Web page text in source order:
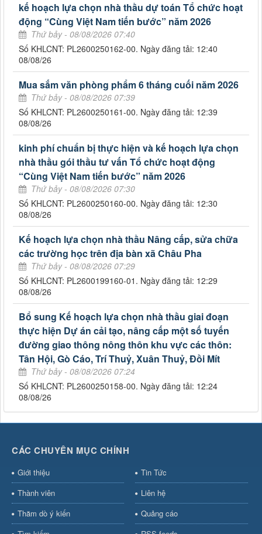
kế hoạch lựa chọn nhà thầu dự toán Tổ chức hoạt
động “Cùng Việt Nam tiến bước” năm 2026
Thứ bảy - 08/08/2026 07:40
Số KHLCNT: PL2600250162-00. Ngày đăng tải: 12:40
08/08/26
Mua sắm văn phòng phẩm 6 tháng cuối năm 2026
Thứ bảy - 08/08/2026 07:39
Số KHLCNT: PL2600250161-00. Ngày đăng tải: 12:39
08/08/26
kinh phí chuẩn bị thực hiện và kế hoạch lựa chọn
nhà thầu gói thầu tư vấn Tổ chức hoạt động
“Cùng Việt Nam tiến bước” năm 2026
Thứ bảy - 08/08/2026 07:30
Số KHLCNT: PL2600250160-00. Ngày đăng tải: 12:30
08/08/26
Kế hoạch lựa chọn nhà thầu Nâng cấp, sửa chữa
các trường học trên địa bàn xã Châu Pha
Thứ bảy - 08/08/2026 07:29
Số KHLCNT: PL2600199160-01. Ngày đăng tải: 12:29
08/08/26
Bổ sung Kế hoạch lựa chọn nhà thầu giai đoạn
thực hiện Dự án cải tạo, nâng cấp một số tuyến
đường giao thông nông thôn khu vực các thôn:
Tân Hội, Gò Cáo, Trí Thuỷ, Xuân Thuỷ, Đồi Mít
Thứ bảy - 08/08/2026 07:24
Số KHLCNT: PL2600250158-00. Ngày đăng tải: 12:24
08/08/26
CÁC CHUYÊN MỤC CHÍNH
Giới thiệu
Tin Tức
Thành viên
Liên hệ
Thăm dò ý kiến
Quảng cáo